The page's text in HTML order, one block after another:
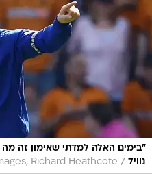
"בימים האלה למדתי שאימון זה
נוויל /
Richard Heathcote